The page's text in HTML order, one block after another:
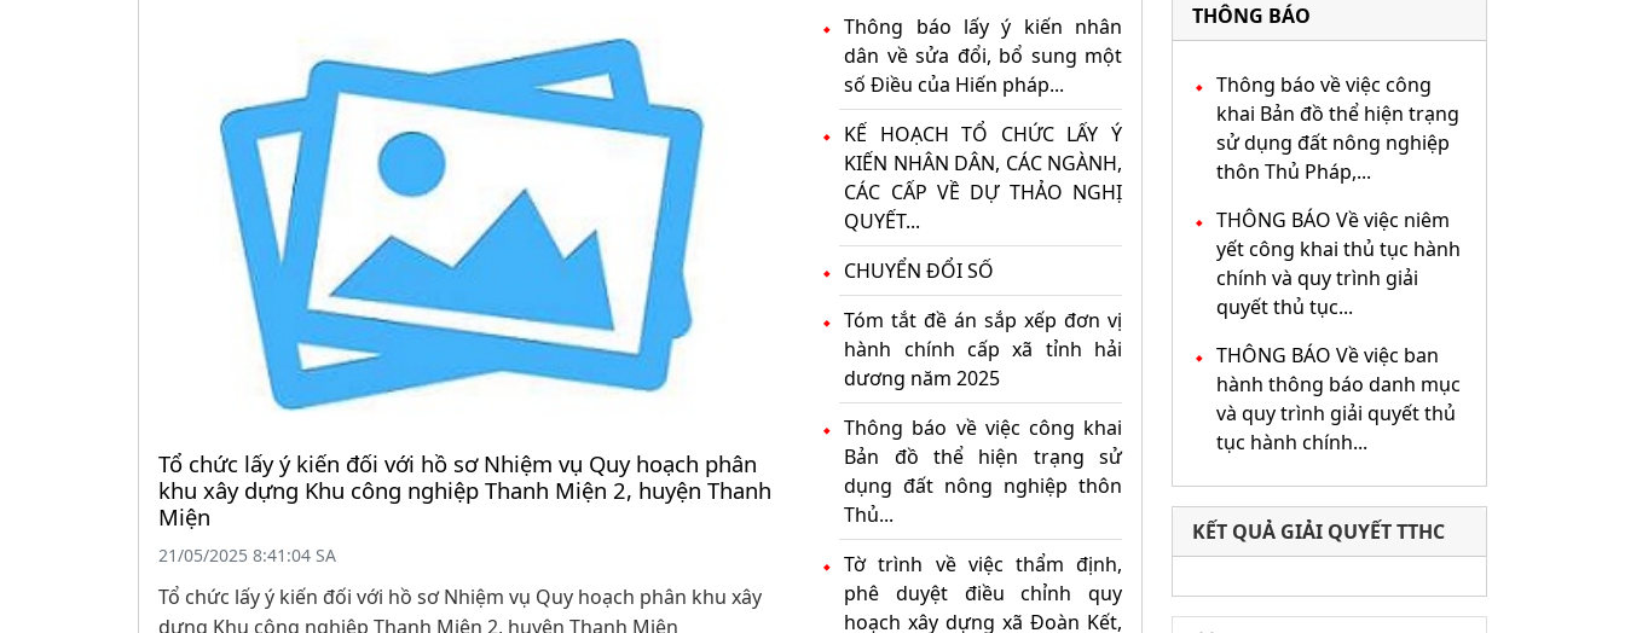
Tổ chức lấy ý kiến đối với hồ sơ Nhiệm vụ Quy hoạch phân
khu xây dựng Khu công nghiệp Thanh Miện 2, huyện Thanh
Miện
21/05/2025 8:41:04 SA
Tổ chức lấy ý kiến đối với hồ sơ Nhiệm vụ Quy hoạch phân khu xây
dựng Khu công nghiệp Thanh Miện 2, huyện Thanh Miện
Thông báo lấy ý kiến nhân
dân về sửa đổi, bổ sung một
số Điều của Hiến pháp...
KẾ HOẠCH TỔ CHỨC LẤY Ý
KIẾN NHÂN DÂN, CÁC NGÀNH,
CÁC CẤP VỀ DỰ THẢO NGHỊ
QUYẾT...
CHUYỂN ĐỔI SỐ
Tóm tắt đề án sắp xếp đơn vị
hành chính cấp xã tỉnh hải
dương năm 2025
Thông báo về việc công khai
Bản đồ thể hiện trạng sử
dụng đất nông nghiệp thôn
Thủ...
Tờ trình về việc thẩm định,
phê duyệt điều chỉnh quy
hoạch xây dựng xã Đoàn Kết,
THÔNG BÁO
Thông báo về việc công
khai Bản đồ thể hiện trạng
sử dụng đất nông nghiệp
thôn Thủ Pháp,...
THÔNG BÁO Về việc niêm
yết công khai thủ tục hành
chính và quy trình giải
quyết thủ tục...
THÔNG BÁO Về việc ban
hành thông báo danh mục
và quy trình giải quyết thủ
tục hành chính...
KẾT QUẢ GIẢI QUYẾT TTHC